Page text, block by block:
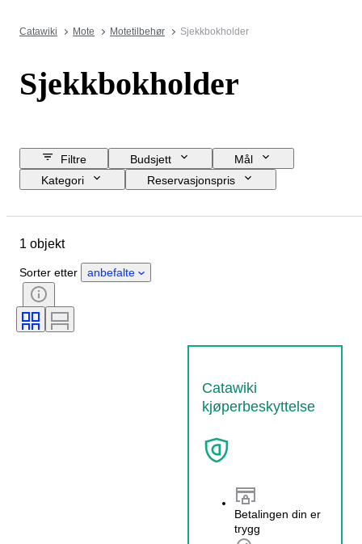
Catawiki Mote Motetilbehør Sjekkbokholder
Sjekkbokholder
Filtre Budsjett
Mål
Kategori
Reservasjonspris
Farge
1 objekt
Sorter etter anbefalte
Catawiki
kjøperbeskyttelse
Betalingen din er
trygg